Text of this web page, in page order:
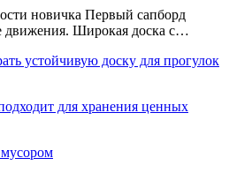
новичка Первый сапборд
движения. Широкая доска с…
устойчивую доску для прогулок
для хранения ценных
мусором